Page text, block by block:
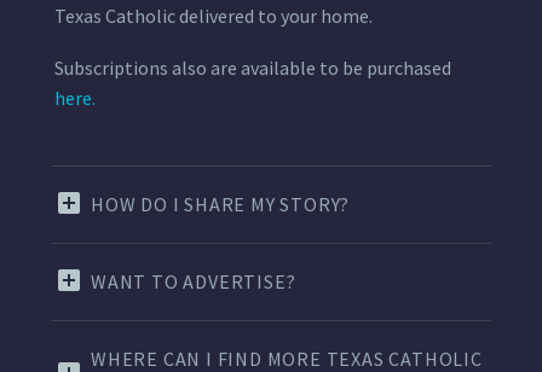
Texas Catholic delivered to your home.
Subscriptions also are available to be purchased
here.
HOW DO I SHARE MY STORY?
WANT TO ADVERTISE?
WHERE CAN I FIND MORE TEXAS CATHOLIC